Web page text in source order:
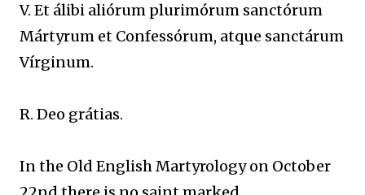
V. Et álibi aliórum plurimórum sanctórum
Mártyrum et Confessórum, atque sanctárum
Vírginum.
R. Deo grátias.
In the Old English Martyrology on October